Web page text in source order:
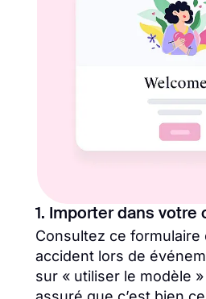
1. Importer dans votre
Consultez ce formulaire
accident lors de
sur « utiliser le modèle